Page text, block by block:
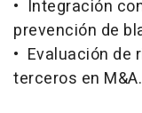
• Integración
prevención de
• Evaluación de
terceros en M&A.